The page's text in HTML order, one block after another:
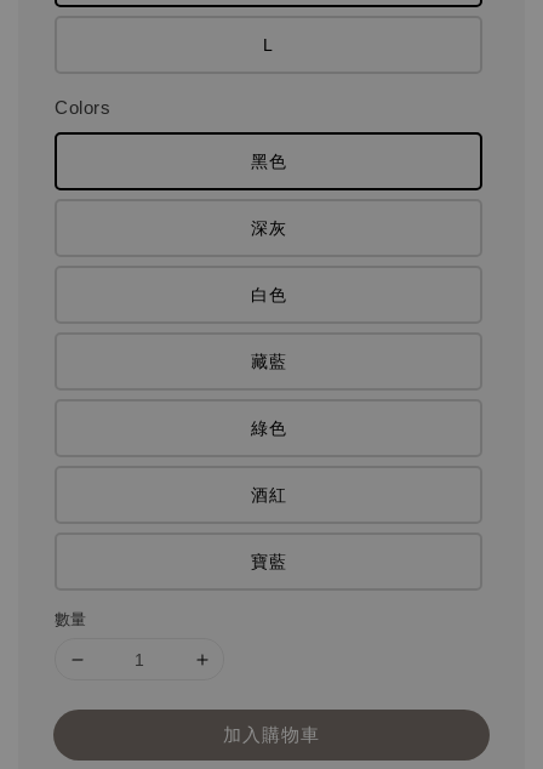
L
Colors
黑色
深灰
白色
藏藍
綠色
酒紅
寶藍
數量
加入購物車